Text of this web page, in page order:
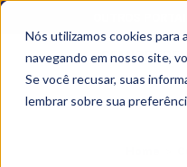
Nós utilizamos cookies para
navegando em nosso site,
Se você recusar, suas
lembrar sobre sua